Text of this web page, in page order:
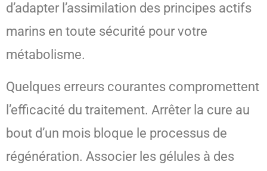
d’adapter l’assimilation des principes actifs
marins en toute sécurité pour votre
métabolisme.
Quelques erreurs courantes compromettent
l’efficacité du traitement. Arrêter la cure au
bout d’un mois bloque le processus de
régénération. Associer les gélules à des